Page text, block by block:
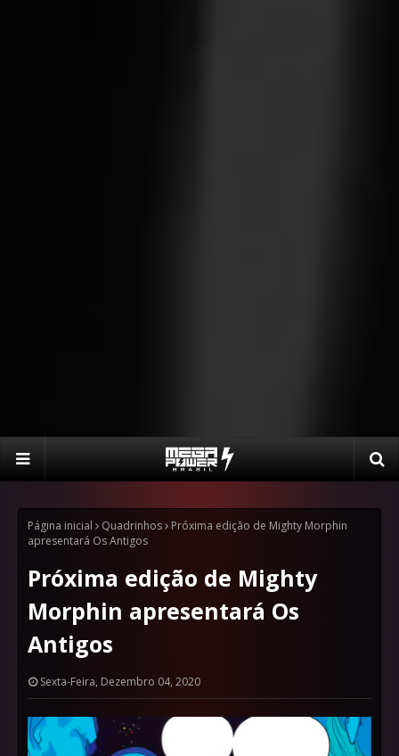
Página inicial Quadrinhos
Próxima edição de Mighty Morphin
apresentará Os Antigos
Próxima edição de Mighty
Morphin apresentará Os
Antigos
Sexta-Feira, Dezembro 04, 2020